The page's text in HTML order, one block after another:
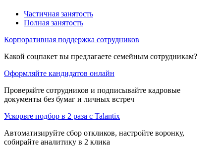
Частичная занятость
Полная занятость
Корпоративная поддержка сотрудников
Какой соцпакет вы предлагаете семейным сотрудникам?
Оформляйте кандидатов онлайн
Проверяйте сотрудников и подписывайте кадровые
документы без бумаг и личных встреч
Ускорьте подбор в 2 раза с Talantix
Автоматизируйте сбор откликов, настройте воронку,
собирайте аналитику в 2 клика